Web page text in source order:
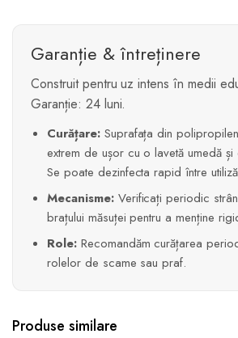
Garanție & întreținere
Construit pentru uz intens în medii
Garanție: 24 luni.
Curățare:Suprafața din
extrem de ușor cu o lavetă umedă și
Se poate dezinfecta rapid între
Mecanisme:Verificați periodic
brațului măsuței pentru a menține
Role:Recomandăm curățarea
rolelor de scame sau praf.
Produse similare